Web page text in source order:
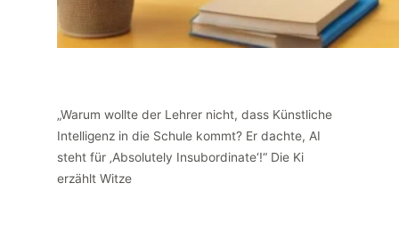
„Warum wollte der Lehrer nicht, dass Künstliche
Intelligenz in die Schule kommt? Er dachte, AI
steht für ‚Absolutely Insubordinate‘!“ Die Ki
erzählt Witze